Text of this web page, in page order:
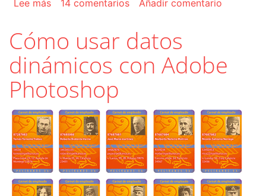
Lee más 14 comentarios Añadir comentario
Cómo usar datos
dinámicos con Adobe
Photoshop